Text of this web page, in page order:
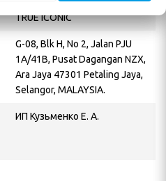
TRUE ICONIC
G-08, Blk H, No 2, Jalan PJU
1A/41B, Pusat Dagangan NZX,
Ara Jaya 47301 Petaling Jaya,
Selangor, MALAYSIA.
ИП Кузьменко Е. А.